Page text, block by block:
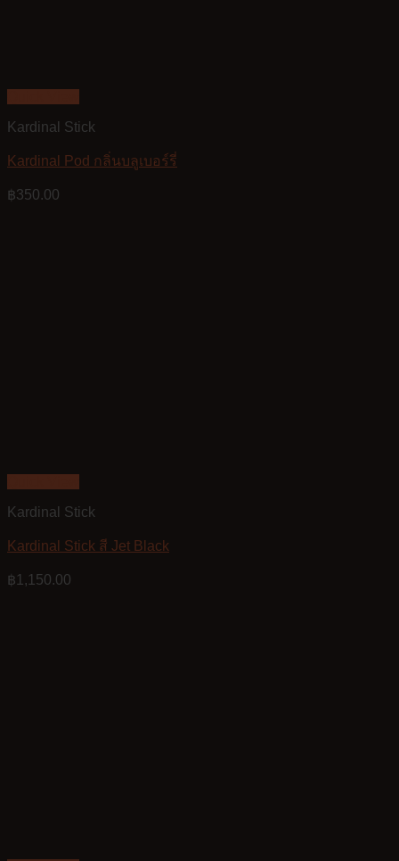
Kardinal Stick
Kardinal Pod กลิ่นบลูเบอร์รี่
฿350.00
Kardinal Stick
Kardinal Stick สี Jet Black
฿1,150.00